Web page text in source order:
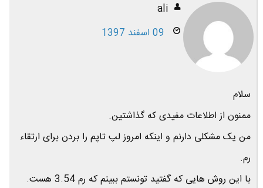
ali
09 اسفند 1397
سلام
ممنون از اطلاعات مفیدی که گذاشتین.
من یک مشکلی دارنم و اینکه امروز لپ تاپم را بردن برای ارتقاء
رم.
با این روش هایی که گفتید تونستم ببینم که رم 3.54 هست.